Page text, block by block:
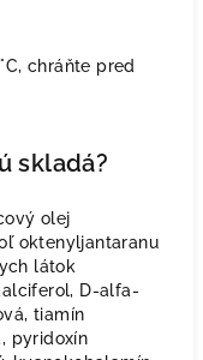
chráňte pred
skladá?
olej
oktenyljantaranu
látok
D-alfa-
tiamín
pyridoxín